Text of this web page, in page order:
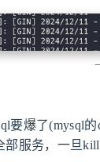
要爆了(mysql
服务，一旦